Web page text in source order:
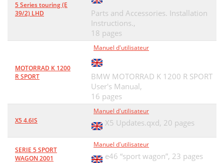
5 Series touring (E
39/2) LHD
Parts and Accessories. Installation
Instructions.,
18 pages
MOTORRAD K 1200
R SPORT
Manuel d'utilisateur
BMW MOTORRAD K 1200 R SPORT
User's Manual,
16 pages
X5 4.6IS
Manuel d'utilisateur
X5 Updates.qxd, 20 pages
SERIE 5 SPORT
WAGON 2001
Manuel d'utilisateur
e46 “sport wagon”, 23 pages